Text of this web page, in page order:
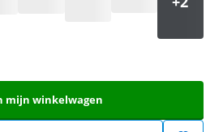
mijn winkelwagen